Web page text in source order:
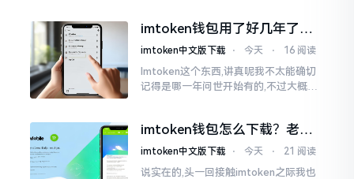
imtoken钱包用了好几年了，
到底多少年了？
imtoken中文版下载 ⋅ 今天 ⋅ 16 阅读
Imtoken这个东西,讲真呢我不太能确切
记得是哪一年问世开始有的,不过大概在
多快要十年的时间了。
imtoken钱包怎么下载？老用
户告诉你靠谱渠道
imtoken中文版下载 ⋅ 今天 ⋅ 21 阅读
说实在的,头一回接触imtoken之际我也